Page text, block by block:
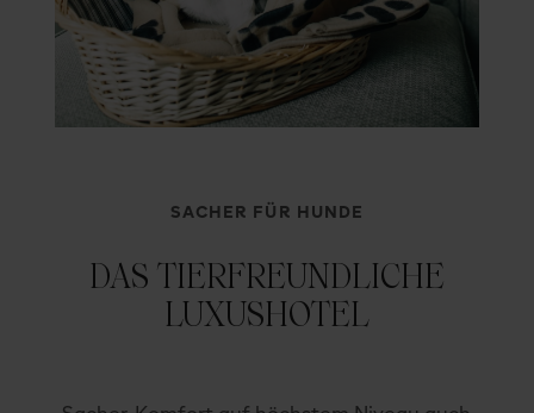
SACHER FÜR HUNDE
DAS TIERFREUNDLICHE
LUXUSHOTEL